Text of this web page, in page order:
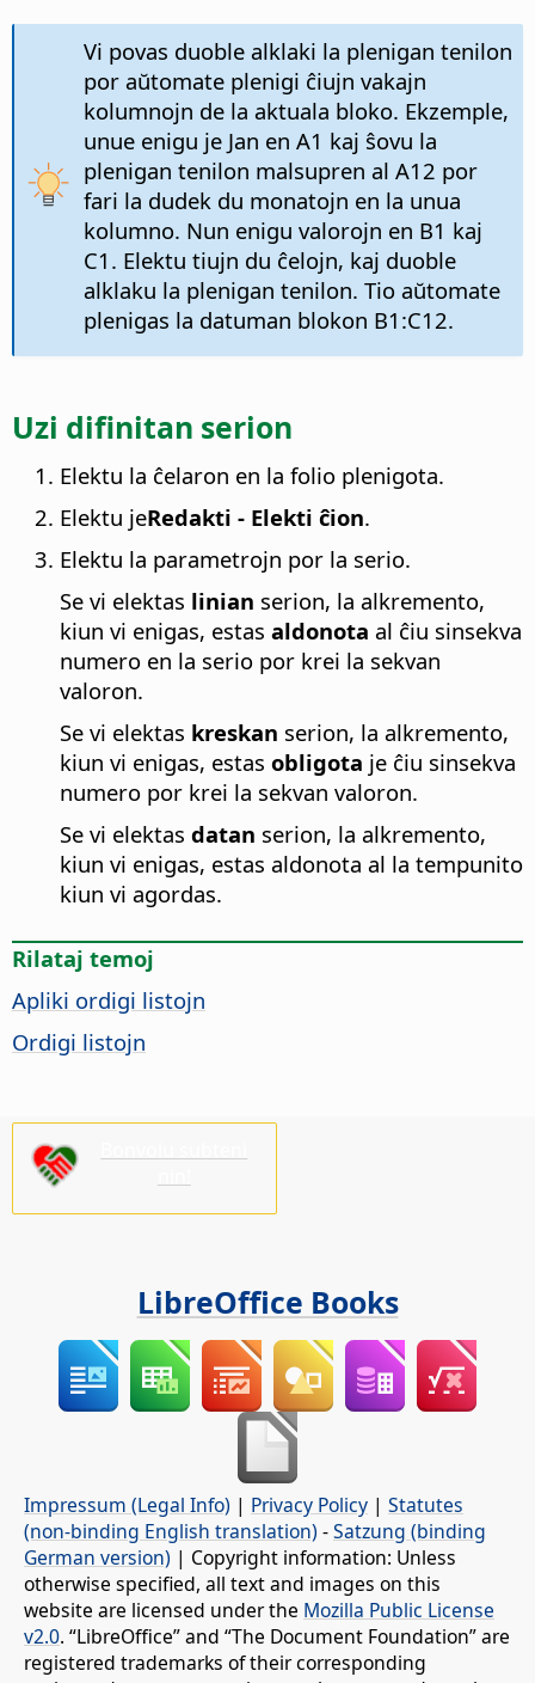
Vi povas duoble alklaki la plenigan tenilon
por aŭtomate plenigi ĉiujn vakajn
kolumnojn de la aktuala bloko. Ekzemple,
unue enigu je Jan en A1 kaj ŝovu la
plenigan tenilon malsupren al A12 por
fari la dudek du monatojn en la unua
kolumno. Nun enigu valorojn en B1 kaj
C1. Elektu tiujn du ĉelojn, kaj duoble
alklaku la plenigan tenilon. Tio aŭtomate
plenigas la datuman blokon B1:C12.
Uzi difinitan serion
Elektu la ĉelaron en la folio plenigota.
Elektu jeRedakti - Elekti ĉion.
Elektu la parametrojn por la serio.
Se vi elektas linian serion, la alkremento,
kiun vi enigas, estas aldonota al ĉiu sinsekva
numero en la serio por krei la sekvan
valoron.
Se vi elektas kreskan serion, la alkremento,
kiun vi enigas, estas obligota je ĉiu sinsekva
numero por krei la sekvan valoron.
Se vi elektas datan serion, la alkremento,
kiun vi enigas, estas aldonota al la tempunito
kiun vi agordas.
Rilataj temoj
Apliki ordigi listojn
Ordigi listojn
LibreOffice Books
Impressum (Legal Info) | Privacy Policy | Statutes
(non-binding English translation) -Satzung (binding
German version) | Copyright information: Unless
otherwise specified, all text and images on this
website are licensed under the Mozilla Public License
v2.0. “LibreOffice” and “The Document Foundation” are
registered trademarks of their corresponding